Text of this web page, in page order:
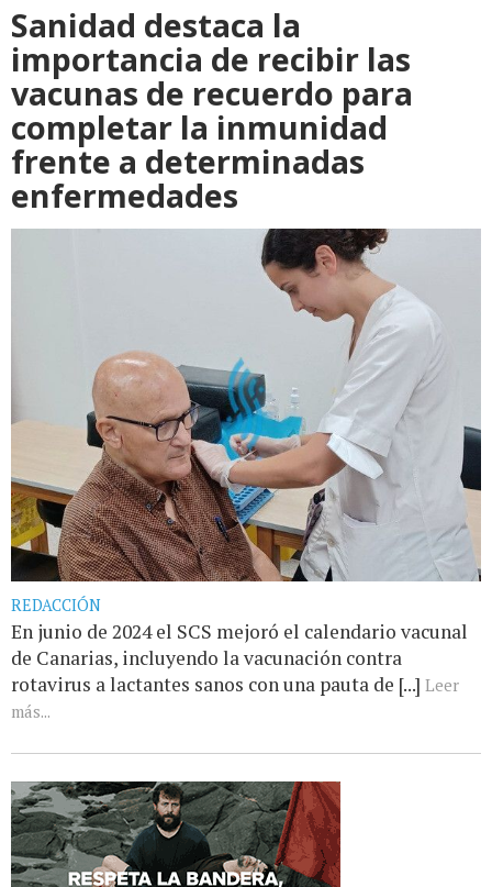
Sanidad destaca la
importancia de recibir las
vacunas de recuerdo para
completar la inmunidad
frente a determinadas
enfermedades
REDACCIÓN
En junio de 2024 el SCS mejoró el calendario vacunal
de Canarias, incluyendo la vacunación contra
rotavirus a lactantes sanos con una pauta de [...] Leer
más...